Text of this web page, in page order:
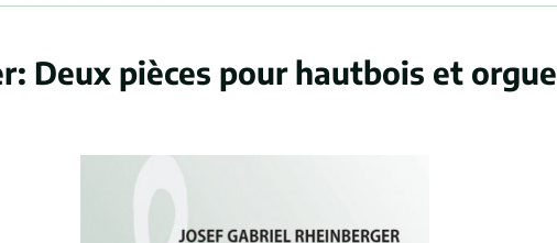
Deux pièces pour hautbois et orgue